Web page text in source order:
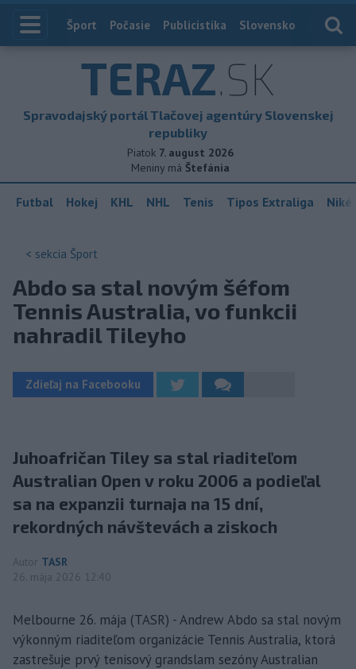
Index
Šport Počasie Publicistika Slovensko
TERAZ.SK
Spravodajský portál Tlačovej agentúry Slovenskej
republiky
Piatok 7. august 2026
Meniny má Štefánia
Futbal Hokej KHL NHL Tenis Tipos Extraliga
< sekcia Šport
Abdo sa stal novým šéfom
Tennis Australia, vo funkcii
nahradil Tileyho
Zdieľaj na Facebooku
Juhoafričan Tiley sa stal riaditeľom
Australian Open v roku 2006 a podieľal
sa na expanzii turnaja na 15 dní,
rekordných návštevách a ziskoch
Autor TASR
26. mája 2026 12:40
Melbourne 26. mája (TASR) - Andrew Abdo sa stal novým
výkonným riaditeľom organizácie Tennis Australia, ktorá
zastrešuje prvý tenisový grandslam sezóny Australian